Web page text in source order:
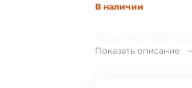
В наличии
Показать описание